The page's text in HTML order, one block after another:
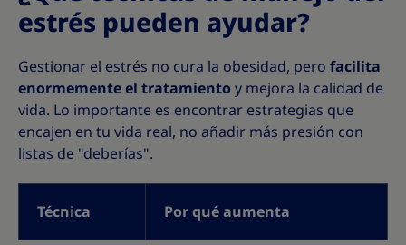
estrés pueden ayudar?
Gestionar el estrés no cura la obesidad, pero facilita
enormemente el tratamiento y mejora la calidad de
vida. Lo importante es encontrar estrategias que
encajen en tu vida real, no añadir más presión con
listas de "deberías".
Técnica Por qué aumenta